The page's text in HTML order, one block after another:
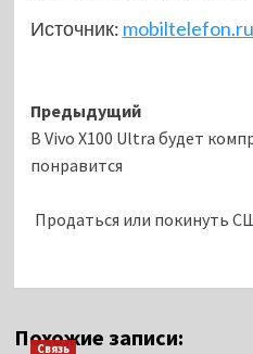
Источник: mobiltelefon.ru
Навигация
записи
Предыдущий
В Vivo X100 Ultra будет
понравится
Продаться или покинуть
Похожие записи:
Связь